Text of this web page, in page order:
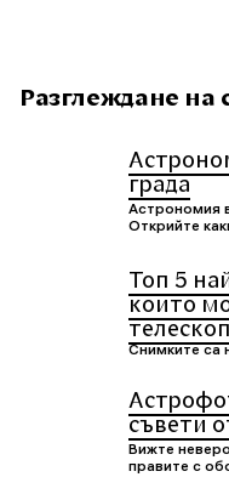
Разглеждане на
града
Астрономия
Открийте
Топ 5
които
Снимките са
съвети
Вижте
правите с